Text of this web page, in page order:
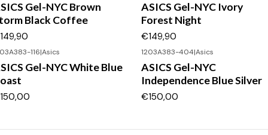
Gel-NYC Brown
Black Coffee
ASICS Gel-NYC Ivory
Forest Night
€149,90
116|Asics
Gel-NYC White Blue
1203A383-404|Asics
ASICS Gel-NYC
Independence Blue Silver
€150,00